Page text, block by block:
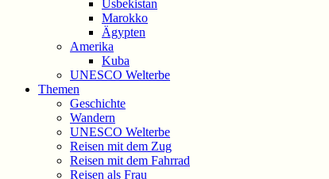
Usbekistan
Marokko
Ägypten
Amerika
Kuba
UNESCO Welterbe
Themen
Geschichte
Wandern
UNESCO Welterbe
Reisen mit dem Zug
Reisen mit dem Fahrrad
Reisen als Frau